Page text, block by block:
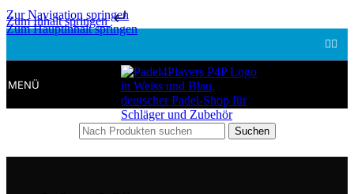
Zum Inhalt springen
Zur Navigation springen
Zum Hauptinhalt springen
MENÜ
Suchen